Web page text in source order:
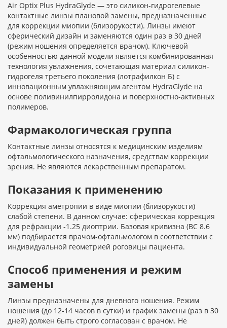
Air Optix Plus HydraGlyde — это силикон-гидрогелевые
контактные линзы плановой замены, предназначенные
для коррекции миопии (близорукости). Линзы имеют
сферический дизайн и заменяются один раз в 30 дней
(режим ношения определяется врачом). Ключевой
особенностью данной модели является комбинированная
технология увлажнения, сочетающая материал силикон-
гидрогеля третьего поколения (лотрафилкон Б) с
инновационным увлажняющим агентом HydraGlyde на
основе поливинилпирролидона и поверхностно-активных
полимеров.
Фармакологическая группа
Контактные линзы относятся к медицинским изделиям
офтальмологического назначения, средствам коррекции
зрения. Не являются лекарственным препаратом.
Показания к применению
Коррекция аметропии в виде миопии (близорукости)
слабой степени. В данном случае: сферическая коррекция
для рефракции -1.25 диоптрии. Базовая кривизна (BC 8.6
мм) подбирается врачом-офтальмологом в соответствии с
индивидуальной геометрией роговицы пациента.
Способ применения и режим
замены
Линзы предназначены для дневного ношения. Режим
ношения (до 12-14 часов в сутки) и график замены (раз в 30
дней) должен быть строго согласован с врачом. Не